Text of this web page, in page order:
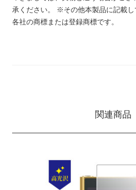
承ください。
※その他本製品に記載
各社の商標または登録商標です。
関連商品